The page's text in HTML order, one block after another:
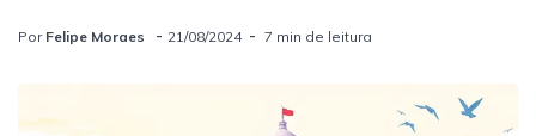
Por Felipe Moraes 21/08/2024 7 min de leitura